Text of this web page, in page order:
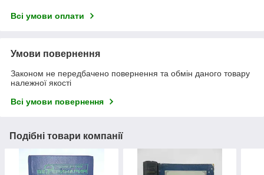
Всі умови оплати
Умови повернення
Законом не передбачено повернення та обмін даного товару
належної якості
Всі умови повернення
Подібні товари компанії